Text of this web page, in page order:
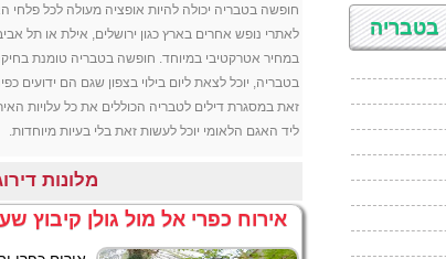
חופשה בטבריה יכולה להיות אופציה מעולה לכל פלחי
במחיר אטרקטיבי במיוחד. חופשה בטבריה טומנת
בטבריה, יוכל לצאת ליום בילוי בצפון שגם הם ידועים
זאת במסגרת דילים לטבריה הכוללים את כל עלויות
ליד האגם הלאומי יוכל לעשות זאת בלי בעיות מיוחדות.
מלונות דירוג טוב / 3 כוכבים
אירוח כפרי אל מול גולן קיבוץ
בטבריה
סולאיה כנרת
סטאי כנרת
מלון ספא וילג חמת גדר
אירופה 1917
טבריה
אסטוריה גליליי
טבריה
גייקובטבריה
גולןטבריה
גומאטבריה
במבצע ישרכארט